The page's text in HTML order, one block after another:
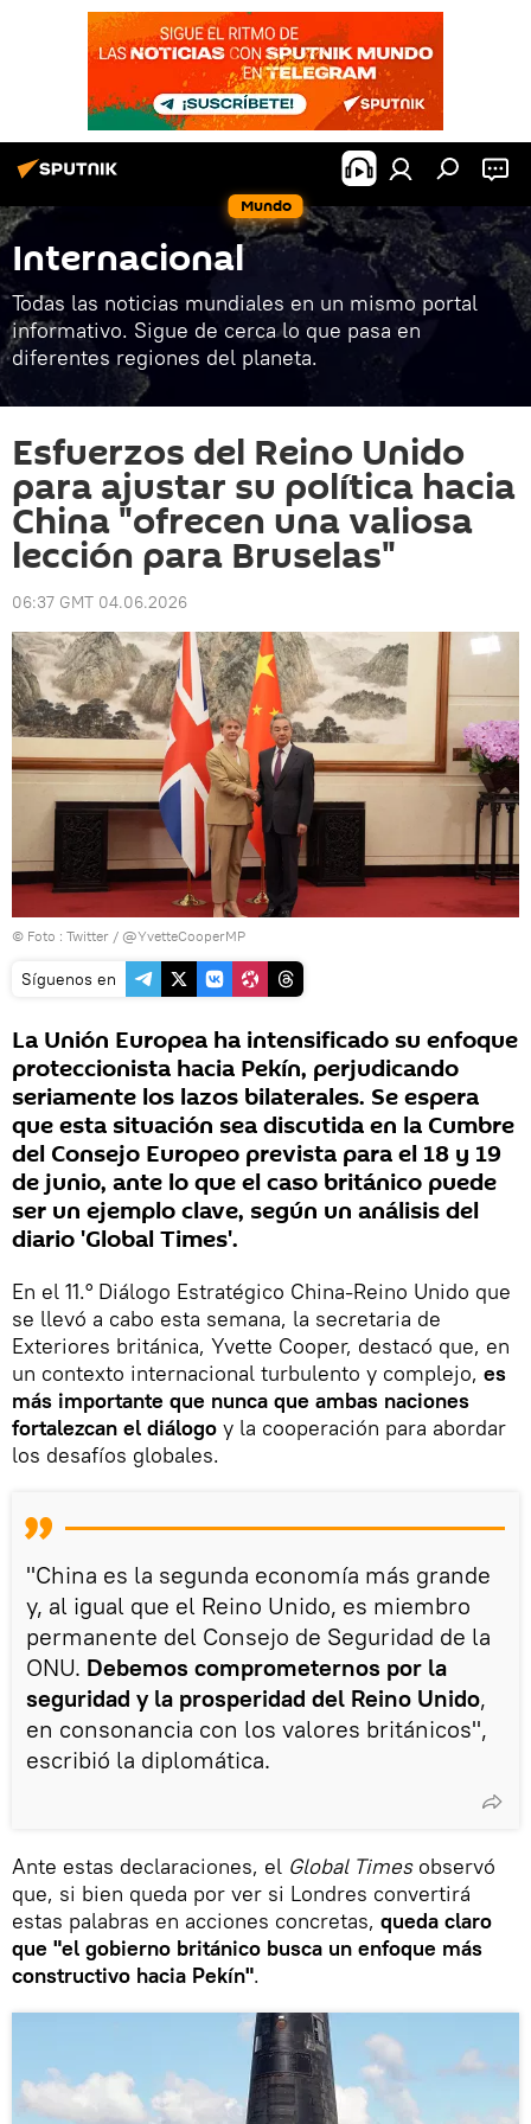
Mundo
Internacional
Todas las noticias mundiales en un mismo portal
informativo. Sigue de cerca lo que pasa en
diferentes regiones del planeta.
Esfuerzos del Reino Unido
para ajustar su política hacia
China "ofrecen una valiosa
lección para Bruselas"
06:37 GMT 04.06.2026
© Foto : Twitter / @YvetteCooperMP
Síguenos en
La Unión Europea ha intensificado su enfoque
proteccionista hacia Pekín, perjudicando
seriamente los lazos bilaterales. Se espera
que esta situación sea discutida en la Cumbre
del Consejo Europeo prevista para el 18 y 19
de junio, ante lo que el caso británico puede
ser un ejemplo clave, según un análisis del
diario 'Global Times'.
En el 11.° Diálogo Estratégico China-Reino Unido que
se llevó a cabo esta semana, la secretaria de
Exteriores británica, Yvette Cooper, destacó que, en
un contexto internacional turbulento y complejo, es
más importante que nunca que ambas naciones
fortalezcan el diálogo y la cooperación para abordar
los desafíos globales.
"China es la segunda economía más grande
y, al igual que el Reino Unido, es miembro
permanente del Consejo de Seguridad de la
ONU. Debemos comprometernos por la
seguridad y la prosperidad del Reino Unido,
en consonancia con los valores británicos",
escribió la diplomática.
Ante estas declaraciones, el Global Timesobservó
que, si bien queda por ver si Londres convertirá
estas palabras en acciones concretas, queda claro
que "el gobierno británico busca un enfoque más
constructivo hacia Pekín".